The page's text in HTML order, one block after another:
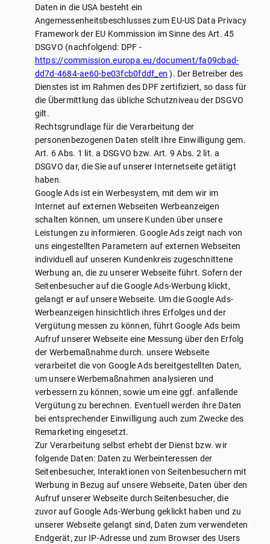
Daten in die USA besteht ein
Angemessenheitsbeschlusses zum EU-US Data Privacy
Framework der EU Kommission im Sinne des Art. 45
DSGVO (nachfolgend: DPF -
https://commission.europa.eu/document/fa09cbad-
dd7d-4684-ae60-be03fcb0fddf_en ). Der Betreiber des
Dienstes ist im Rahmen des DPF zertifiziert, so dass für
die Übermittlung das übliche Schutzniveau der DSGVO
gilt.
Rechtsgrundlage für die Verarbeitung der
personenbezogenen Daten stellt Ihre Einwilligung gem.
Art. 6 Abs. 1 lit. a DSGVO bzw. Art. 9 Abs. 2 lit. a
DSGVO dar, die Sie auf unserer Internetseite getätigt
haben.
Google Ads ist ein Werbesystem, mit dem wir im
Internet auf externen Webseiten Werbeanzeigen
schalten können, um unsere Kunden über unsere
Leistungen zu informieren. Google Ads zeigt nach von
uns eingestellten Parametern auf externen Webseiten
individuell auf unseren Kundenkreis zugeschnittene
Werbung an, die zu unserer Webseite führt. Sofern der
Seitenbesucher auf die Google Ads-Werbung klickt,
gelangt er auf unsere Webseite. Um die Google Ads-
Werbeanzeigen hinsichtlich ihres Erfolges und der
Vergütung messen zu können, führt Google Ads beim
Aufruf unserer Webseite eine Messung über den Erfolg
der Werbemaßnahme durch. unsere Webseite
verarbeitet die von Google Ads bereitgestellten Daten,
um unsere Werbemaßnahmen analysieren und
verbessern zu können, sowie um eine ggf. anfallende
Vergütung zu berechnen. Eventuell werden ihre Daten
bei entsprechender Einwilligung auch zum Zwecke des
Remarketing eingesetzt.
Zur Verarbeitung selbst erhebt der Dienst bzw. wir
folgende Daten: Daten zu Werbeinteressen der
Seitenbesucher, Interaktionen von Seitenbesuchern mit
Werbung in Bezug auf unsere Webseite, Daten über den
Aufruf unserer Webseite durch Seitenbesucher, die
zuvor auf Google Ads-Werbung geklickt haben und zu
unserer Webseite gelangt sind, Daten zum verwendeten
Endgerät, zur IP-Adresse und zum Browser des Users